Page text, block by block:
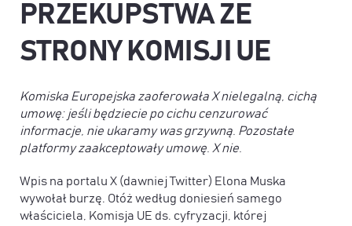
PRZEKUPSTWA ZE
STRONY KOMISJI UE
Komiska Europejska zaoferowała X nielegalną, cichą
umowę: jeśli będziecie po cichu cenzurować
informacje, nie ukaramy was grzywną. Pozostałe
platformy zaakceptowały umowę. X nie.
Wpis na portalu X (dawniej Twitter) Elona Muska
wywołał burzę. Otóż według doniesień samego
właściciela, Komisja UE ds. cyfryzacji, której